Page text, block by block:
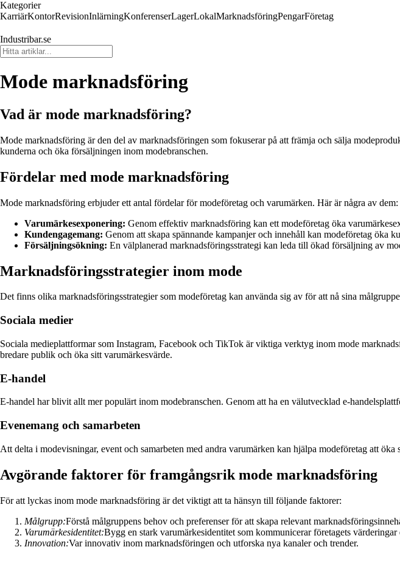
Kategorier
KarriärKontorRevisionInlärningKonferenserLagerLokalMarknadsföringPengarFöretag
Industribar.se
Mode marknadsföring
Vad är mode marknadsföring?
Mode marknadsföring är den del av marknadsföringen som fokuserar på att främja och sälja
kunderna och öka försäljningen inom modebranschen.
Fördelar med mode marknadsföring
Mode marknadsföring erbjuder ett antal fördelar för modeföretag och varumärken. Här är några av dem:
Varumärkesexponering: Genom effektiv marknadsföring kan ett modeföretag öka
Kundengagemang: Genom att skapa spännande kampanjer och innehåll kan modeföretag öka
Försäljningsökning: En välplanerad marknadsföringsstrategi kan leda till ökad försäljning av
Marknadsföringsstrategier inom mode
Det finns olika marknadsföringsstrategier som modeföretag kan använda sig av för att nå sina
Sociala medier
Sociala medieplattformar som Instagram, Facebook och TikTok är viktiga verktyg inom mode
bredare publik och öka sitt varumärkesvärde.
E-handel
E-handel har blivit allt mer populärt inom modebranschen. Genom att ha en välutvecklad e-
Evenemang och samarbeten
Att delta i modevisningar, event och samarbeten med andra varumärken kan hjälpa modeföretag att
Avgörande faktorer för framgångsrik mode marknadsföring
För att lyckas inom mode marknadsföring är det viktigt att ta hänsyn till följande faktorer:
Målgrupp:Förstå målgruppens behov och preferenser för att skapa relevant
Varumärkesidentitet:Bygg en stark varumärkesidentitet som kommunicerar företagets värderingar
Innovation:Var innovativ inom marknadsföringen och utforska nya kanaler och trender.